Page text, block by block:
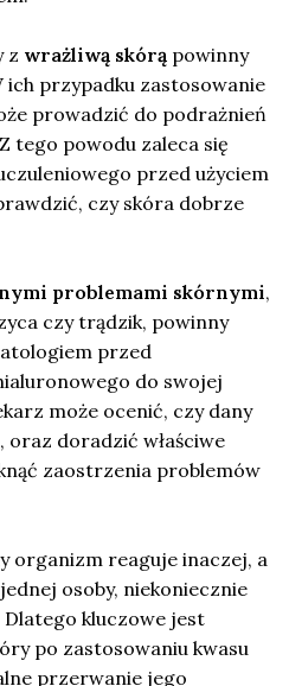
z wrażliwą skórą powinny
ich przypadku zastosowanie
prowadzić do podrażnień
tego powodu zaleca się
przed użyciem
czy skóra dobrze
problemami skórnymi,
czy trądzik, powinny
przed
do swojej
może ocenić, czy dany
doradzić właściwe
zaostrzenia problemów
organizm reaguje inaczej, a
osoby, niekoniecznie
kluczowe jest
po zastosowaniu kwasu
przerwanie jego